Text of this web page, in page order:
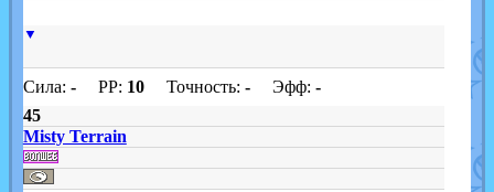
▼
Сила: -PP: 10Точность: -Эфф: -
45
Misty Terrain